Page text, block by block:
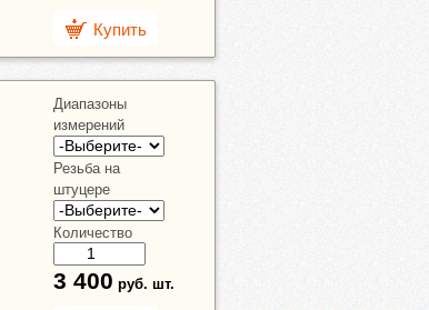
Купить
Диапазоны
измерений
Резьба на
штуцере
Количество
3 400 руб. шт.